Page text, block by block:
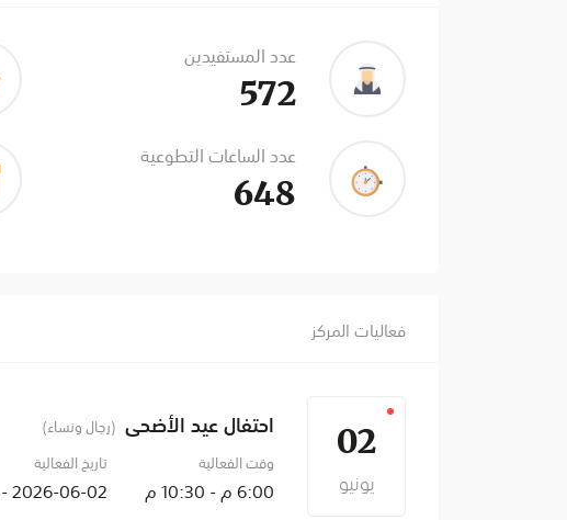
عدد المستفيدين
572
عدد الساعات التطوعية
648
فعاليات المركز
02
يونيو
احتفال عيد الأضحى (رجال ونساء)
وقت الفعالية
6:00 م - 10:30 م
تاريخ الفعالية
2026-06-02 - 2026-06-05